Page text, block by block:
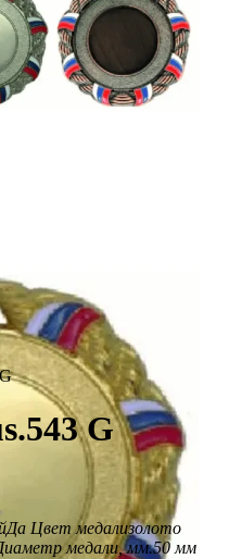
G
Да Цвет медализолото
медали, мм.50 мм